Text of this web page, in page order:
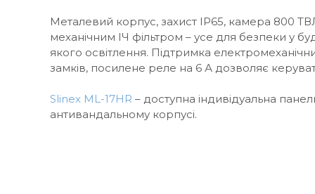
Металевий корпус, захист IP65, камера 800
механічним ІЧ фільтром – усе для безпеки у
якого освітлення. Підтримка
замків, посилене реле на 6 А дозволяє
Slinex ML-17HR – доступна індивідуальна
антивандальному корпусі.